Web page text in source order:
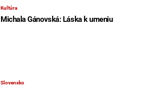
Kultúra
Michala Gánovská: Láska k umeniu
Slovensko